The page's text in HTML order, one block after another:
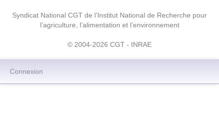
Syndicat National CGT de l’Institut National de Recherche pour
l’agriculture, l’alimentation et l’environnement
© 2004-2026 CGT - INRAE
Connexion